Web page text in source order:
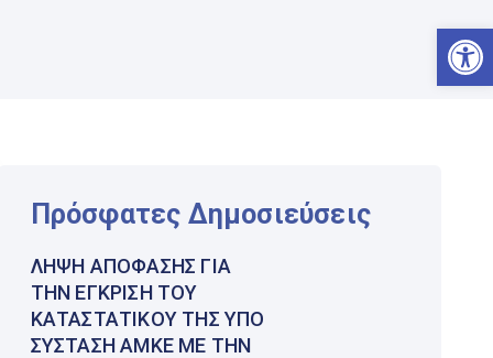
Πρόσφατες Δημοσιεύσεις
ΛΉΨΗ ΑΠΌΦΑΣΗΣ ΓΙΑ
ΤΗΝ ΈΓΚΡΙΣΗ ΤΟΥ
ΚΑΤΑΣΤΑΤΙΚΟΎ ΤΗΣ ΥΠΌ
ΣΎΣΤΑΣΗ ΑΜΚΕ ΜΕ ΤΗΝ